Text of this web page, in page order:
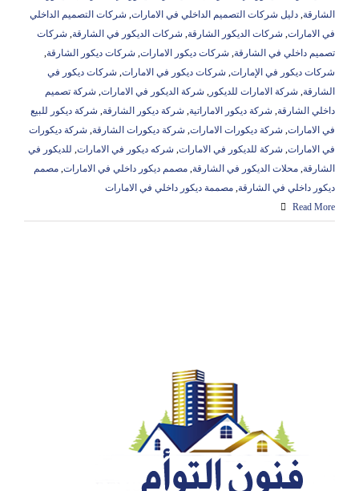
الشارقة, دليل شركات التصميم الداخلي في الامارات, شركات التصميم الداخلي
في الامارات, شركات الديكور الشارقة, شركات الديكور في الشارقة, شركات
تصميم داخلي في الشارقة, شركات ديكور الامارات, شركات ديكور الشارقة,
شركات ديكور في الإمارات, شركات ديكور في الامارات, شركات ديكور في
الشارقة, شركة الامارات للديكور , شركة الديكور في الامارات, شركة تصميم
داخلي الشارقة, شركة ديكور الاماراتية, شركة ديكور الشارقة, شركة ديكور للبيع
في الامارات, شركة ديكورات الامارات, شركة ديكورات الشارقة, شركة ديكورات
في الامارات, شركة للديكور في الامارات, شركه ديكور في الامارات, للديكور في
الشارقة, محلات الديكور في الشارقة, مصمم ديكور داخلي في الامارات, مصمم
ديكور داخلي في الشارقة, مصممة ديكور داخلي في الامارات
Read More